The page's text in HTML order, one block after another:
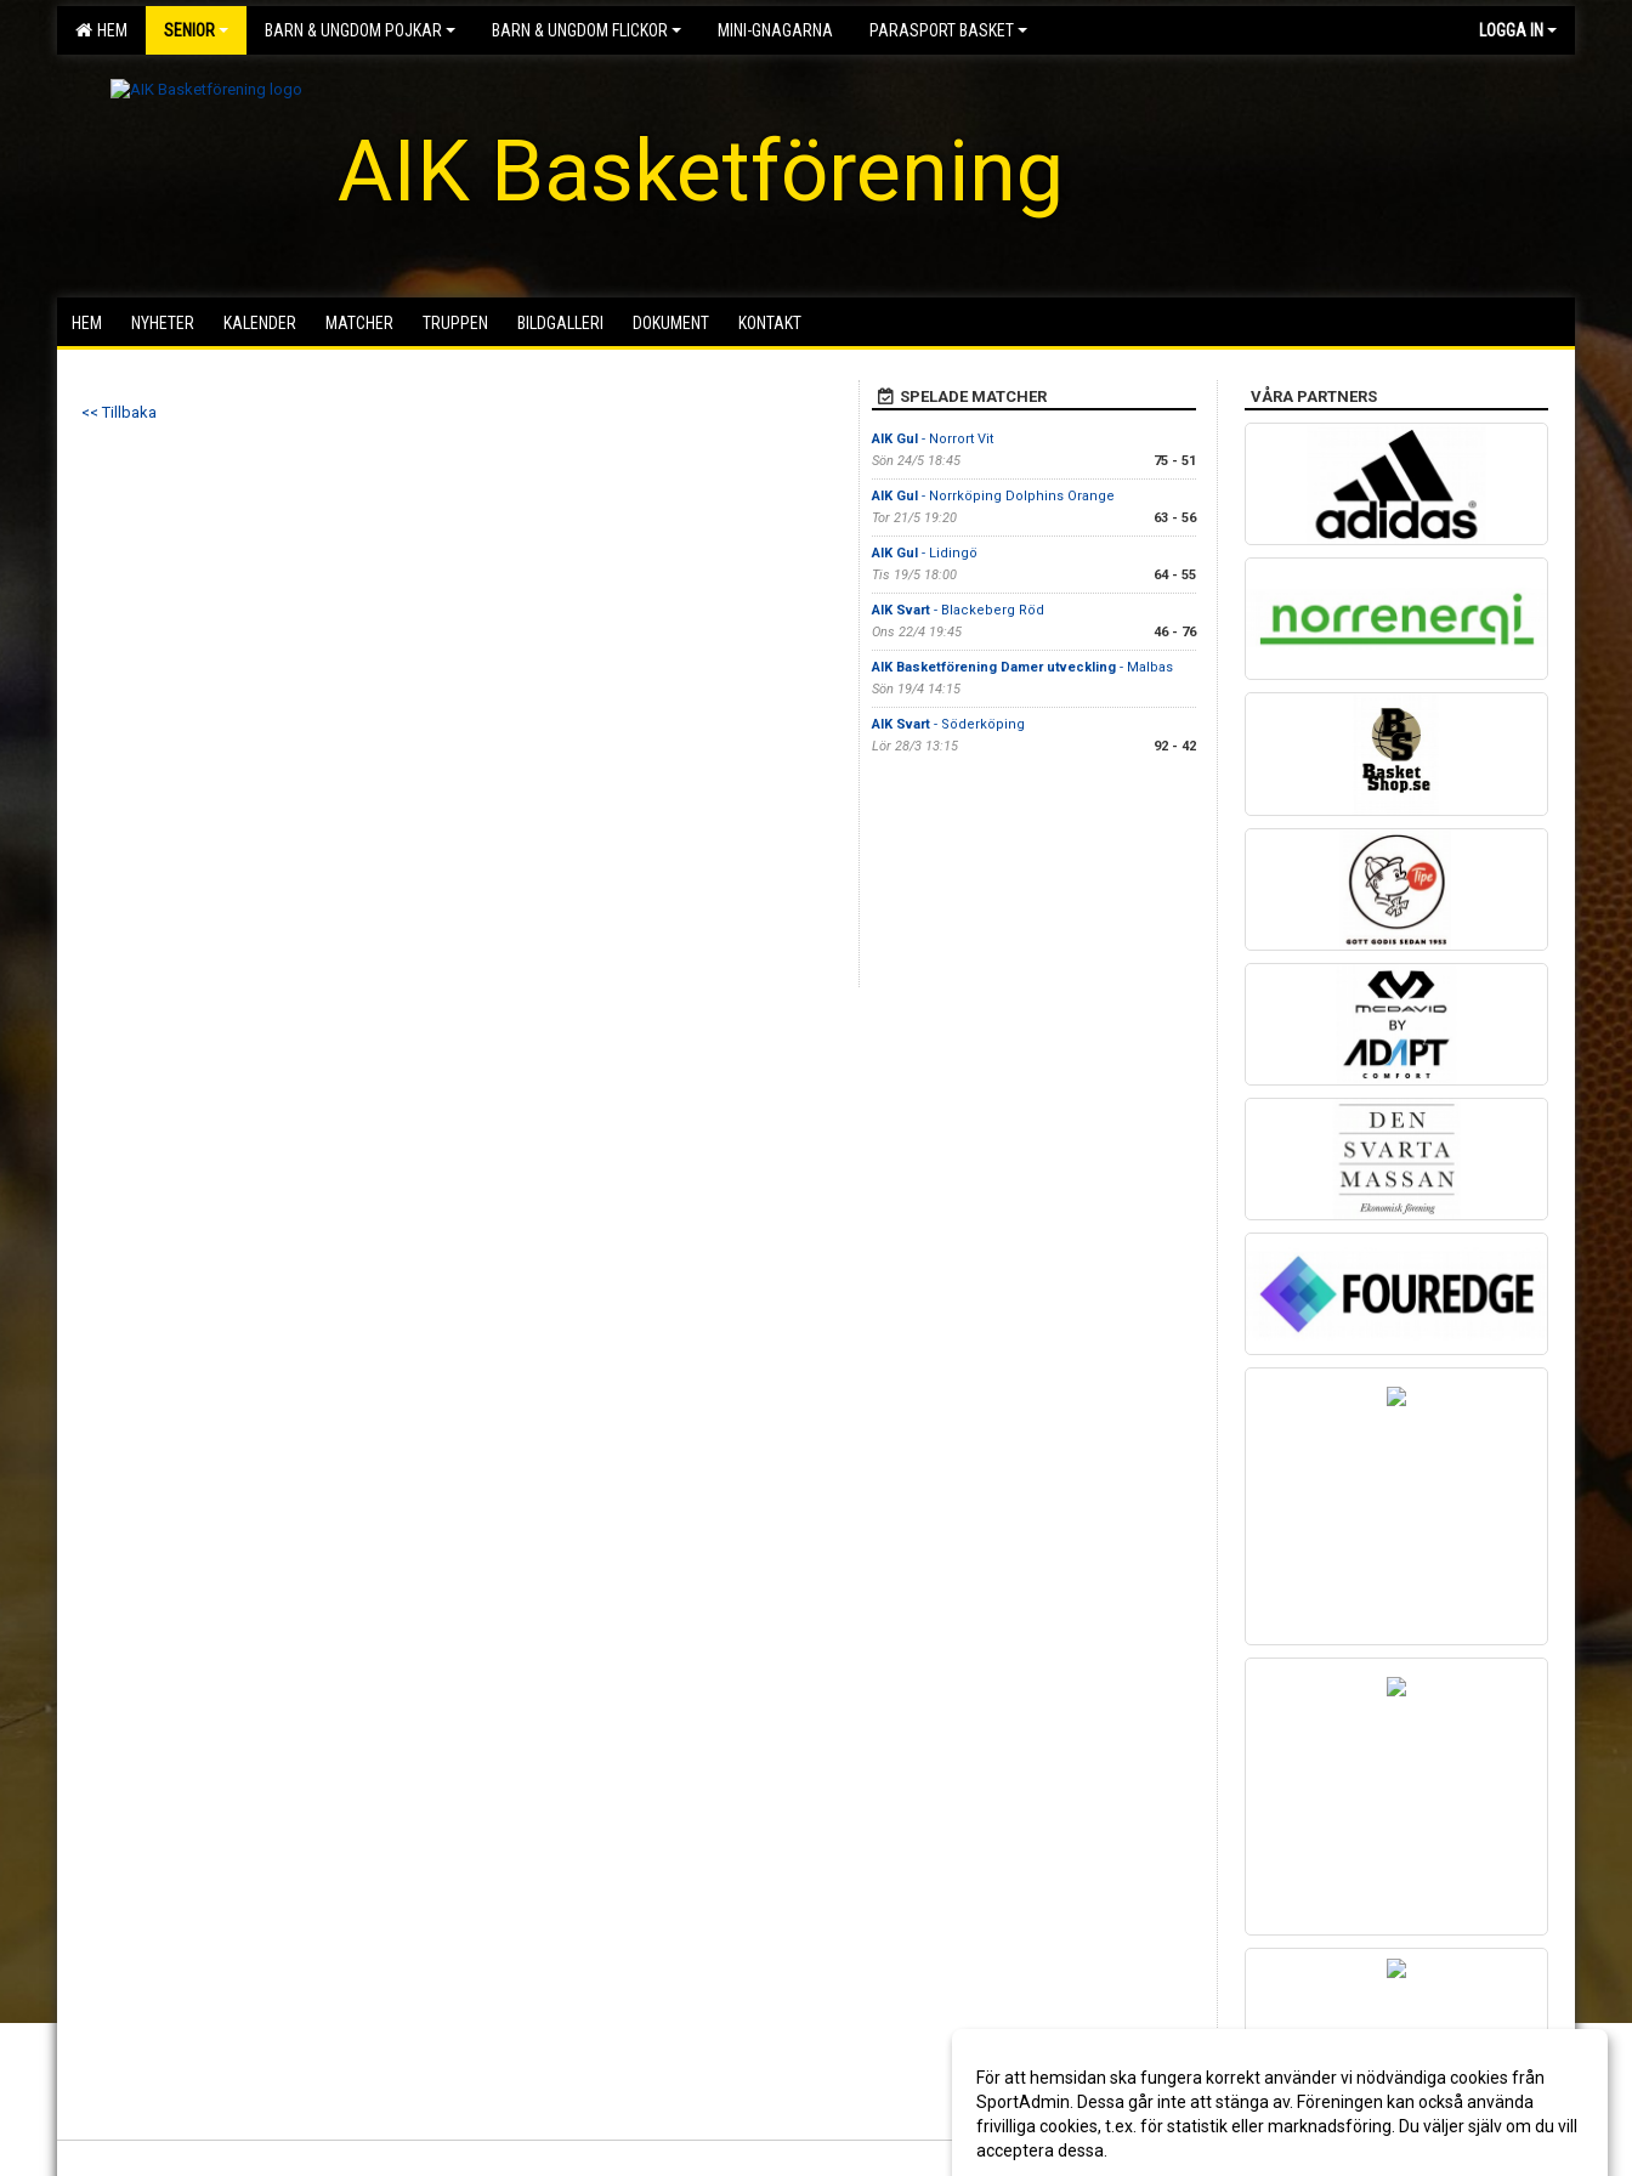
HEM SENIOR BARN & UNGDOM POJKAR BARN & UNGDOM FLICKOR MINI-GNAGARNA PARASPORT BASKET LOGGA IN
AIK Basketförening
HEM NYHETER KALENDER MATCHER TRUPPEN BILDGALLERI DOKUMENT KONTAKT
<< Tillbaka
SPELADE MATCHER
AIK Gul- Norrort Vit
Sön 24/5 18:45
75 - 51
AIK Gul- Norrköping Dolphins Orange
Tor 21/5 19:20
63 - 56
AIK Gul- Lidingö
Tis 19/5 18:00
64 - 55
AIK Svart- Blackeberg Röd
Ons 22/4 19:45
46 - 76
AIK Basketförening Damer utveckling- Malbas
Sön 19/4 14:15
AIK Svart- Söderköping
Lör 28/3 13:15
92 - 42
VÅRA PARTNERS
För att hemsidan ska fungera korrekt använder vi nödvändiga cookies från
SportAdmin. Dessa går inte att stänga av. Föreningen kan också använda
frivilliga cookies, t.ex. för statistik eller marknadsföring. Du väljer själv om du vill
acceptera dessa.